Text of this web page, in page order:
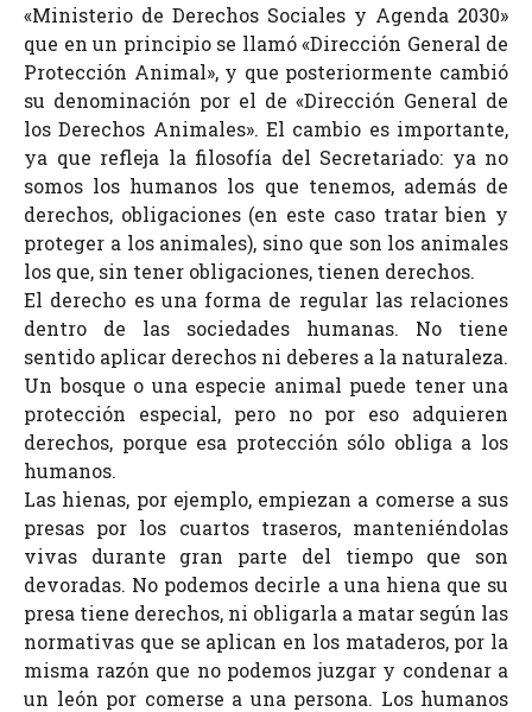
«Ministerio de Derechos Sociales y Agenda 2030»
que en un principio se llamó«Dirección General de
Protección Animal», y que posteriormente cambió
su denominación por el de «Dirección General de
los Derechos Animales». El cambio es importante,
ya que refleja la filosofía del Secretariado: ya no
somos los humanos los que tenemos, además de
derechos, obligaciones (en este caso tratar bien y
proteger a los animales), sino que son los animales
los que, sin tener obligaciones, tienen derechos.
El derecho es una forma de regular las relaciones
dentro de las sociedades humanas. No tiene
sentido aplicar derechos ni deberes a la naturaleza.
Un bosque o una especie animal puede tener una
protección especial, pero no por eso adquieren
derechos, porque esa protección sólo obliga a los
humanos.
Las hienas, por ejemplo, empiezan a comerse a sus
presas por los cuartos traseros, manteniéndolas
vivas durante gran parte del tiempo que son
devoradas. No podemos decirle a una hiena que su
presa tiene derechos, ni obligarla a matar según las
normativas que se aplican en los mataderos, por la
misma razón que no podemos juzgar y condenar a
un león por comerse a una persona. Los humanos